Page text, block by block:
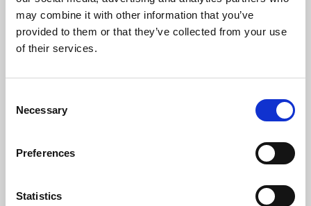
may combine it with other information that you’ve
provided to them or that they’ve collected from your use
of their services.
Selection
Necessary
Preferences
Statistics